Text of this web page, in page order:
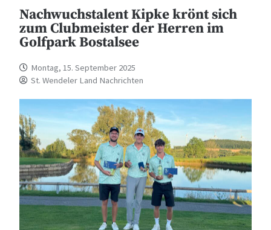
Nachwuchstalent Kipke krönt sich
zum Clubmeister der Herren im
Golfpark Bostalsee
Montag, 15. September 2025
St. Wendeler Land Nachrichten